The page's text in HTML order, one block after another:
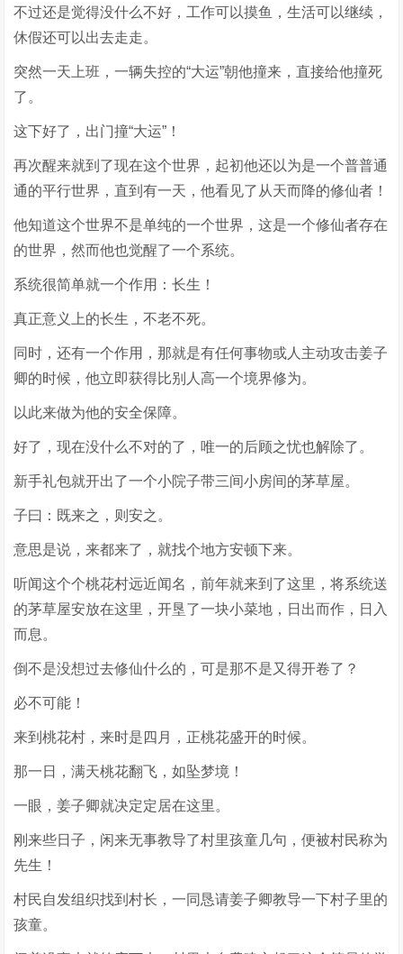
不过还是觉得没什么不好，工作可以摸鱼，生活可以继续，
休假还可以出去走走。
突然一天上班，一辆失控的“大运”朝他撞来，直接给他撞死
了。
这下好了，出门撞“大运”！
再次醒来就到了现在这个世界，起初他还以为是一个普普通
通的平行世界，直到有一天，他看见了从天而降的修仙者！
他知道这个世界不是单纯的一个世界，这是一个修仙者存在
的世界，然而他也觉醒了一个系统。
系统很简单就一个作用：长生！
真正意义上的长生，不老不死。
同时，还有一个作用，那就是有任何事物或人主动攻击姜子
卿的时候，他立即获得比别人高一个境界修为。
以此来做为他的安全保障。
好了，现在没什么不对的了，唯一的后顾之忧也解除了。
新手礼包就开出了一个小院子带三间小房间的茅草屋。
子曰：既来之，则安之。
意思是说，来都来了，就找个地方安顿下来。
听闻这个个桃花村远近闻名，前年就来到了这里，将系统送
的茅草屋安放在这里，开垦了一块小菜地，日出而作，日入
而息。
倒不是没想过去修仙什么的，可是那不是又得开卷了？
必不可能！
来到桃花村，来时是四月，正桃花盛开的时候。
那一日，满天桃花翻飞，如坠梦境！
一眼，姜子卿就决定定居在这里。
刚来些日子，闲来无事教导了村里孩童几句，便被村民称为
先生！
村民自发组织找到村长，一同恳请姜子卿教导一下村子里的
孩童。